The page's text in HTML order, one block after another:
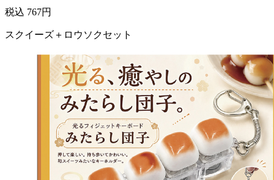
税込 767円
スクイーズ＋ロウソクセット